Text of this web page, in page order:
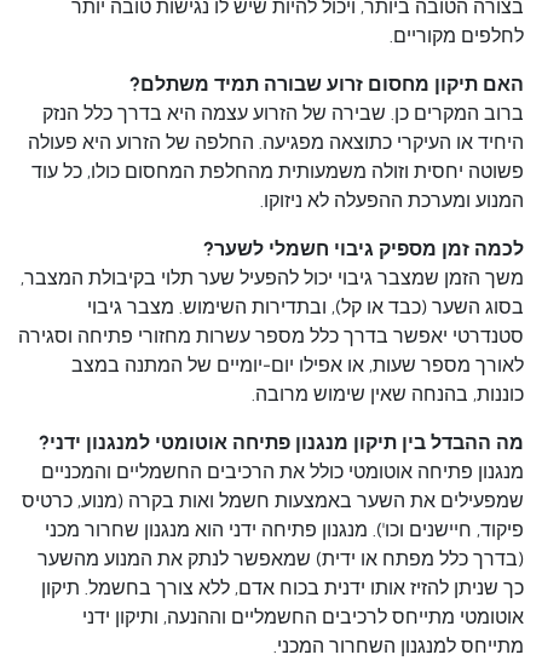
בצורה הטובה ביותר, ויכול להיות שיש לו נגישות טובה יותר
לחלפים מקוריים.
האם תיקון מחסום זרוע שבורה תמיד משתלם?
ברוב המקרים כן. שבירה של הזרוע עצמה היא בדרך כלל הנזק
היחיד או העיקרי כתוצאה מפגיעה. החלפה של הזרוע היא פעולה
פשוטה יחסית וזולה משמעותית מהחלפת המחסום כולו, כל עוד
המנוע ומערכת ההפעלה לא ניזוקו.
לכמה זמן מספיק גיבוי חשמלי לשער?
משך הזמן שמצבר גיבוי יכול להפעיל שער תלוי בקיבולת המצבר,
בסוג השער (כבד או קל), ובתדירות השימוש. מצבר גיבוי
סטנדרטי יאפשר בדרך כלל מספר עשרות מחזורי פתיחה וסגירה
לאורך מספר שעות, או אפילו יום-יומיים של המתנה במצב
כוננות, בהנחה שאין שימוש מרובה.
מה ההבדל בין תיקון מנגנון פתיחה אוטומטי למנגנון ידני?
מנגנון פתיחה אוטומטי כולל את הרכיבים החשמליים והמכניים
שמפעילים את השער באמצעות חשמל ואות בקרה (מנוע, כרטיס
פיקוד, חיישנים וכו'). מנגנון פתיחה ידני הוא מנגנון שחרור מכני
(בדרך כלל מפתח או ידית) שמאפשר לנתק את המנוע מהשער
כך שניתן להזיז אותו ידנית בכוח אדם, ללא צורך בחשמל. תיקון
אוטומטי מתייחס לרכיבים החשמליים וההנעה, ותיקון ידני
מתייחס למנגנון השחרור המכני.